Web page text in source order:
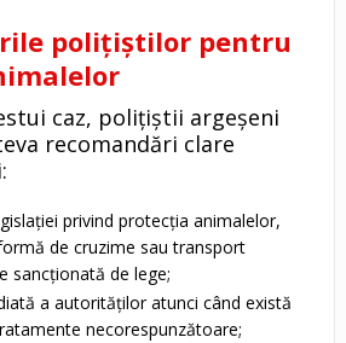
polițiștilor pentru
caz, polițiștii argeșeni
recomandări clare
privind protecția animalelor,
de cruzime sau transport
sancționată de lege;
a autorităților atunci când există
necorespunzătoare;